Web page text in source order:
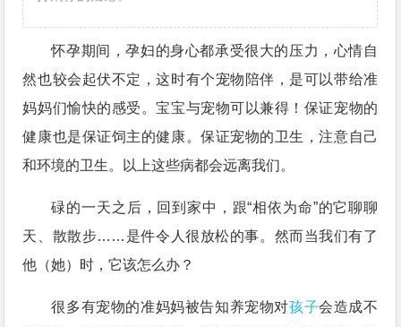
怀孕期间，孕妇的身心都承受很大的压力，心情自
然也较会起伏不定，这时有个宠物陪伴，是可以带给准
妈妈们愉快的感受。宝宝与宠物可以兼得！保证宠物的
健康也是保证饲主的健康。保证宠物的卫生，注意自己
和环境的卫生。以上这些病都会远离我们。
碌的一天之后，回到家中，跟“相依为命”的它聊聊
天、散散步……是件令人很放松的事。然而当我们有了
他（她）时，它该怎么办？
很多有宠物的准妈妈被告知养宠物对孩子会造成不